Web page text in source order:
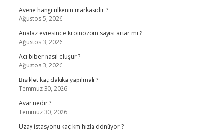
Avene hangi ülkenin markasıdır ?
Ağustos 5, 2026
Anafaz evresinde kromozom sayısı artar mı ?
Ağustos 3, 2026
Acı biber nasıl oluşur ?
Ağustos 3, 2026
Bisiklet kaç dakika yapılmalı ?
Temmuz 30, 2026
Avar nedir ?
Temmuz 30, 2026
Uzay istasyonu kaç km hızla dönüyor ?